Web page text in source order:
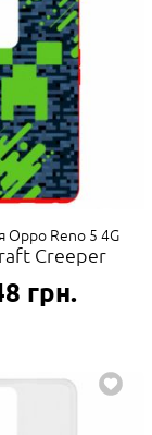
Oppo Reno 5 4G
Creeper
грн.